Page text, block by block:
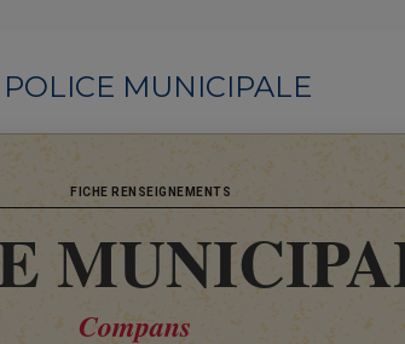
MUNICIPALE
FICHE RENSEIGNEMENTS
Compans